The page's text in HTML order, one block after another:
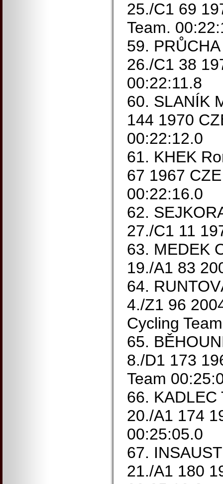
25./C1 69
Team.
59.
26./C1 38
00:22:11.8
60. SLANÍK
144 1970
00:22:12.0
61. KHEK
67 1967
00:22:16.0
62.
27./C1 11
63. MEDEK
19./A1 83
64.
4./Z1 96
Cycling
65.
8./D1 173
Team
66. KADLEC
20./A1 174
00:25:05.0
67.
21./A1 180